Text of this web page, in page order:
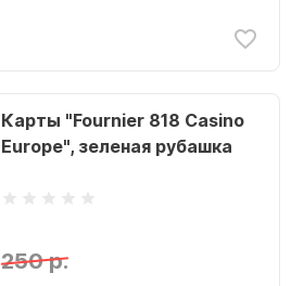
Карты "Fournier 818 Casino
Europe", зеленая рубашка
250 р.